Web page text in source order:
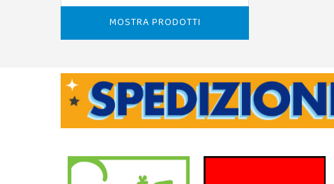
MOSTRA PRODOTTI